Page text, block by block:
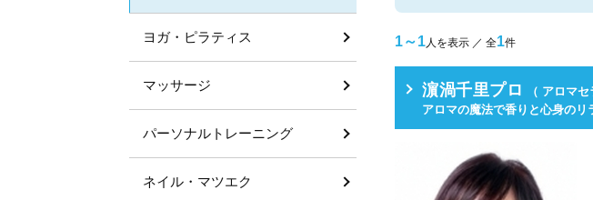
1～1人を表示 ／ 全1件
濵渦千里プロ
（ アロマセ
アロマの魔法で香りと心身のリ
ヨガ・ピラティス
マッサージ
パーソナルトレーニング
ネイル・マツエク